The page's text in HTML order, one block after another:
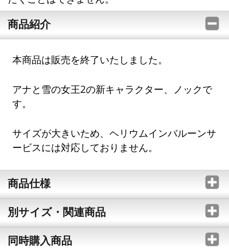
商品紹介
本商品は販売を終了いたしました。
アナと雪の女王2の新キャラクター、ノックで
す。
サイズが大きいため、ヘリウムインバルーンサ
ービスには対応しておりません。
商品仕様
別サイズ・関連商品
同時購入商品